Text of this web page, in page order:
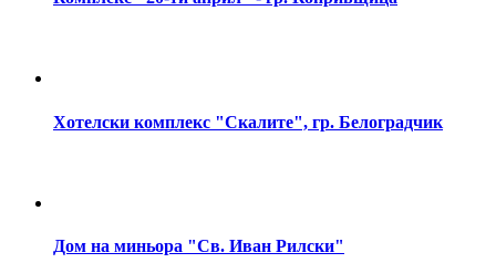
Хотелски комплекс "Скалите", гр. Белоградчик
Дом на миньора "Св. Иван Рилски"